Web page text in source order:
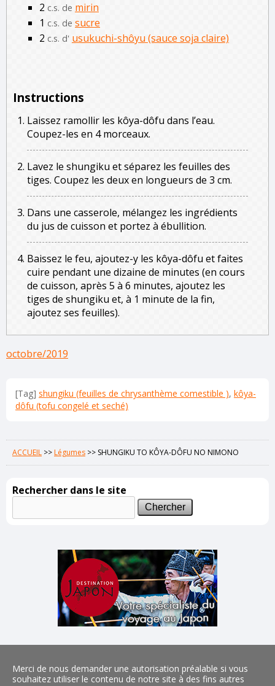
2 c.s. de mirin
1 c.s. de sucre
2 c.s. d' usukuchi-shôyu (sauce soja claire)
Instructions
Laissez ramollir les kôya-dôfu dans l’eau.
Coupez-les en 4 morceaux.
Lavez le shungiku et séparez les feuilles des
tiges. Coupez les deux en longueurs de 3 cm.
Dans une casserole, mélangez les ingrédients
du jus de cuisson et portez à ébullition.
Baissez le feu, ajoutez-y les kôya-dôfu et faites
cuire pendant une dizaine de minutes (en cours
de cuisson, après 5 à 6 minutes, ajoutez les
tiges de shungiku et, à 1 minute de la fin,
ajoutez ses feuilles).
octobre/2019
[Tag] shungiku (feuilles de chrysanthème comestible ), kôya-
dôfu (tofu congelé et seché)
ACCUEIL >>Légumes >> SHUNGIKU TO KÔYA-DÔFU NO NIMONO
Rechercher dans le site
Merci de nous demander une autorisation préalable si vous
souhaitez utiliser le contenu de notre site à des fins autres